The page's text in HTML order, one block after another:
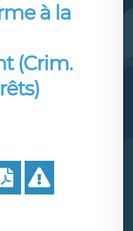
à la
(Crim.